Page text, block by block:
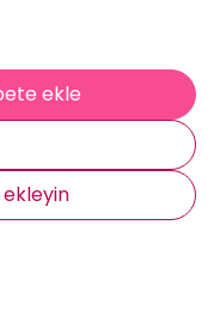
ekle
ekleyin